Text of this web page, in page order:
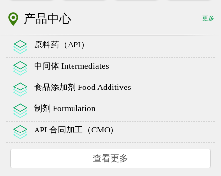
产品中心 更多
原料药（API）
中间体 Intermediates
食品添加剂 Food Additives
制剂 Formulation
API 合同加工（CMO）
查看更多